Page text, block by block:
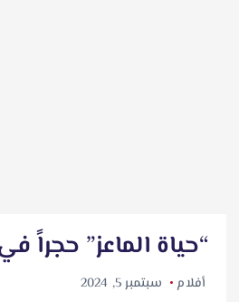
“حياة الماعز” حجراً
أفلام سبتمبر 5, 2024